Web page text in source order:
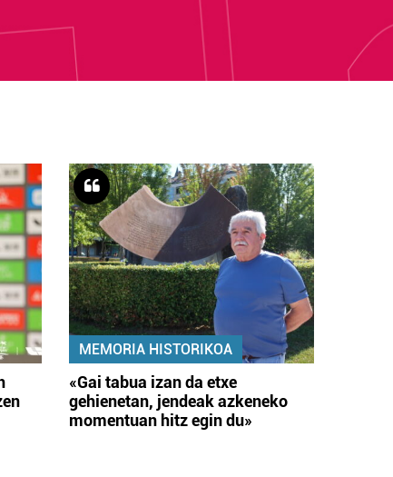
MEMORIA HISTORIKOA
«Gai tabua izan da etxe
gehienetan, jendeak azkeneko
momentuan hitz egin du»